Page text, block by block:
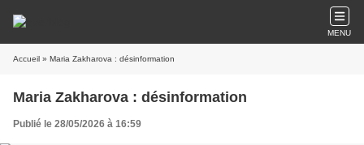
MENU
Accueil » Maria Zakharova : désinformation
Maria Zakharova : désinformation
Publié le 28/05/2026 à 16:59